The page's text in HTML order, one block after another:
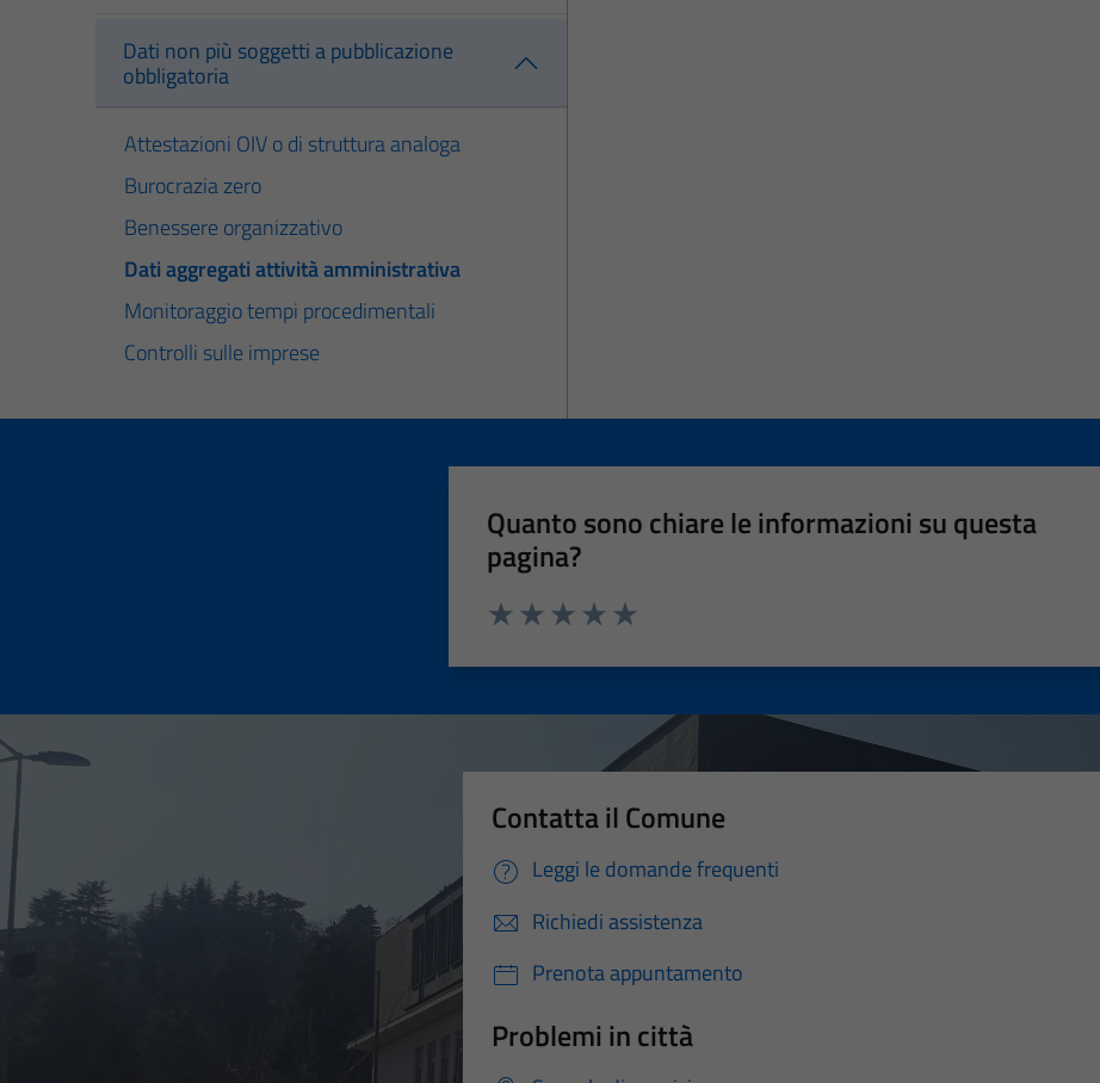
Dati non più soggetti a pubblicazione
obbligatoria
Attestazioni OIV o di struttura analoga
Burocrazia zero
Benessere organizzativo
Dati aggregati attività amministrativa
Monitoraggio tempi procedimentali
Controlli sulle imprese
Quanto sono chiare le informazioni su questa
pagina?
Contatta il Comune
Leggi le domande frequenti
Richiedi assistenza
Prenota appuntamento
Problemi in città